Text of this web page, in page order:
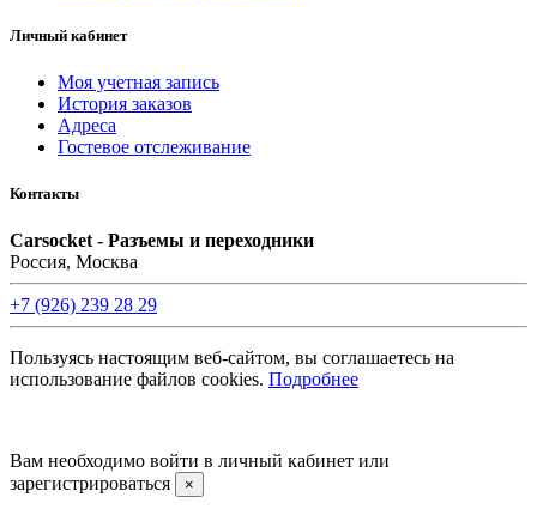
Личный кабинет
Моя учетная запись
История заказов
Адреса
Гостевое отслеживание
Контакты
Carsocket - Разъемы и переходники
Россия, Москва
+7 (926) 239 28 29
Пользуясь настоящим веб-сайтом, вы соглашаетесь на
использование файлов cookies. Подробнее
Вам необходимо войти в личный кабинет или
зарегистрироваться
×